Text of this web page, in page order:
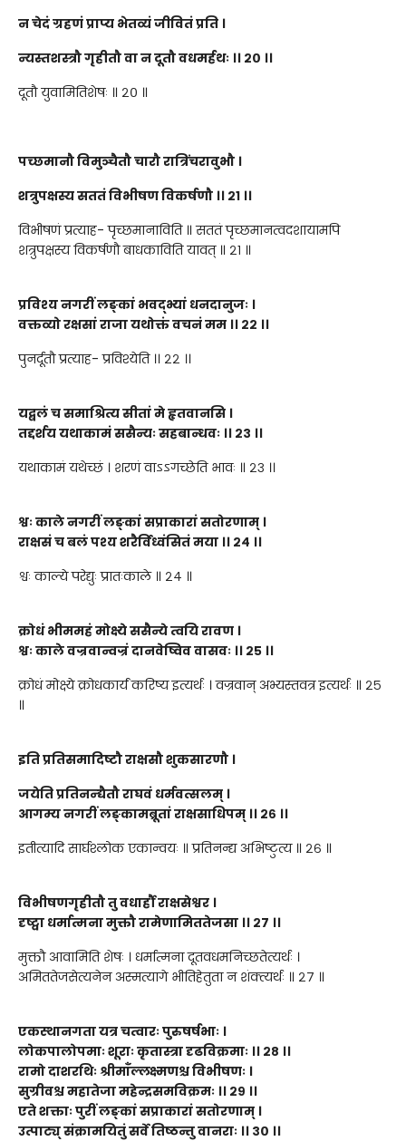
न चेदं ग्रहणं प्राप्य भेतव्यं जीवितं प्रति ।
न्यस्तशस्त्रौ गृहीतौ वा न दूतौ वधमर्हथः ।। २० ।।
दूतौ युवामितिशेषः ॥ २० ॥
पच्छमानौ विमुञ्चैतौ चारौ रात्रिंचरावुभौ ।
शत्रुपक्षस्य सततं विभीषण विकर्षणौ ।। २१ ।।
विभीषणं प्रत्याह- पृच्छमानाविति ॥ सततं पृच्छमानत्वदशायामपि
शत्रुपक्षस्य विकर्षणौ बाधकाविति यावत् ॥ २१ ॥
प्रविश्य नगरीं लङ्कां भवद्भ्यां धनदानुजः ।
वक्तव्यो रक्षसां राजा यथोक्तं वचनं मम ।। २२ ।।
पुनर्दूतौ प्रत्याह- प्रविश्येति ।। २२ ।।
यद्बलं च समाश्रित्य सीतां मे हृतवानसि ।
तद्दर्शय यथाकामं ससैन्यः सहबान्धवः ।। २३ ।।
यथाकामं यथेच्छं । शरणं वाऽऽगच्छेति भावः ॥ २३ ।।
श्वः काले नगरीं लङ्कां सप्राकारां सतोरणाम् ।
राक्षसं च बलं पश्य शरैर्विध्वंसितं मया ।। २४ ।।
श्वः काल्ये परेद्युः प्रातःकाले ॥ २४ ॥
क्रोधं भीममहंमोक्ष्येससैन्ये त्वयिरावण ।
श्वः काले वज्रवान्वज्रं दानवेष्विव वासवः ।। २५ ।।
क्रोधं मोक्ष्ये क्रोधकार्यं करिष्य इत्यर्थः । वज्रवान् अभ्यस्तवत्र इत्यर्थः ॥ २५
॥
इति प्रतिसमादिष्टौ राक्षसौ शुकसारणौ ।
जयेति प्रतिनन्द्यैतौ राघवं धर्मवत्सलम् ।
आगम्य नगरीं लङ्कामब्रूतां राक्षसाधिपम् ।। २६ ।।
इतीत्यादि सार्घश्लोक एकान्वयः ॥ प्रतिनन्द्य अभिष्टुत्य ॥ २६ ॥
विभीषणगृहीतौ तु वधार्हौ राक्षसेश्वर ।
दृष्ट्वा धर्मात्मना मुक्तौ रामेणामिततेजसा ।। २७ ।।
मुक्तौ आवामिति शेषः । धर्मात्मना दूतवधमनिच्छतेत्यर्थः ।
अमिततेजसेत्यनेन अस्मत्यागे भीतिहेतुता न शंक्त्यर्थः ॥ २७ ॥
एकस्थानगता यत्र चत्वारः पुरुषर्षभाः ।
लोकपालोपमाः शूराः कृतास्त्रा दृढविक्रमाः ।। २८ ।।
रामो दाशरथिः श्रीमाँल्लक्ष्मणश्च विभीषणः ।
सुग्रीवश्च महातेजा महेन्द्रसमविक्रमः ।। २९ ।।
एते शक्ताः पुरीं लङ्कां सप्राकारां सतोरणाम् ।
उत्पाट्य् संक्रामयितुं सर्वे तिष्ठन्तु वानराः ।। ३० ।।